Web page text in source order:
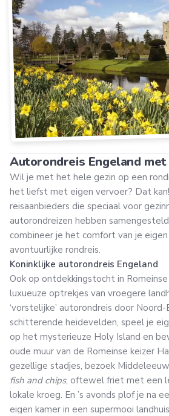
Autorondreis Engeland
Wil je met het hele gezin op een
het liefst met eigen vervoer? Dat
reisaanbieders die speciaal voor
autorondreizen hebben
combineer je het comfort van je
avontuurlijke rondreis.
Koninklijke autorondreis Engeland
Ook op ontdekkingstocht in
luxueuze optrekjes van vroegere
‘vorstelijke’ autorondreis door
schitterende heidevelden, speel je
op het mysterieuze Holy Island en
oude muur van de Romeinse keizer
gezellige stadjes, bezoek
fish and chips, oftewel friet met een
lokale kroeg. En ’s avonds plof je na
eigen kamer in een supermooi